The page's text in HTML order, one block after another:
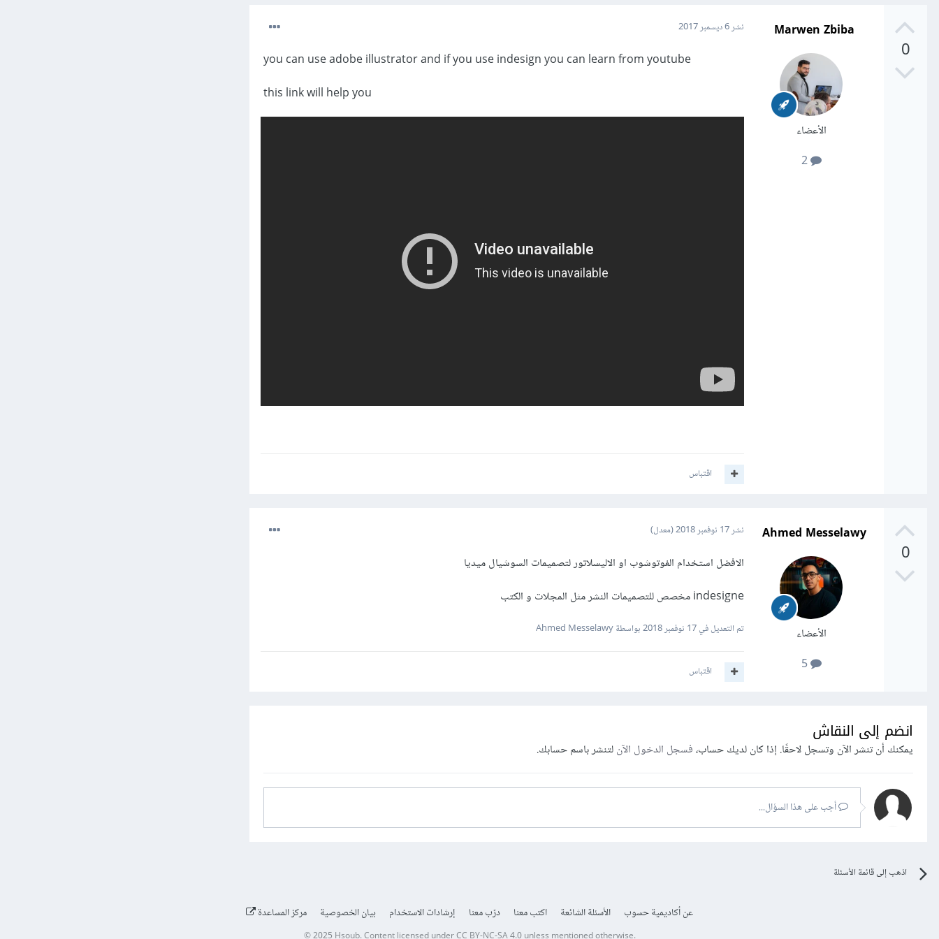
0
Marwen Zbiba
الأعضاء
2
نشر6 ديسمبر 2017
you can use adobe illustrator and if you use indesign you can learn from youtube
اقتباس
0
Ahmed Messelawy
الأعضاء
5
نشر17 نوفمبر 2018 (معدل)
الافضل استخدام الفوتوشوب او الاليسلاتور لتصميمات السوشيال ميديا
indesigne مخصص للتصميمات النشر مثل المجلات و الكتب
تم التعديل في17 نوفمبر 2018 بواسطة Ahmed Messelawy
اقتباس
انضم إلى النقاش
يمكنك أن تنشر الآن وتسجل لاحقًا. إذا كان لديك حساب،فسجل الدخول الآنلتنشر باسم حسابك.
أجب على هذا السؤال...
اذهب إلى قائمة الأسئلة
عن أكاديمية حسوب الأسئلة الشائعة اكتب معنا درّب معنا إرشادات الاستخدام بيان الخصوصية مركز المساعدة